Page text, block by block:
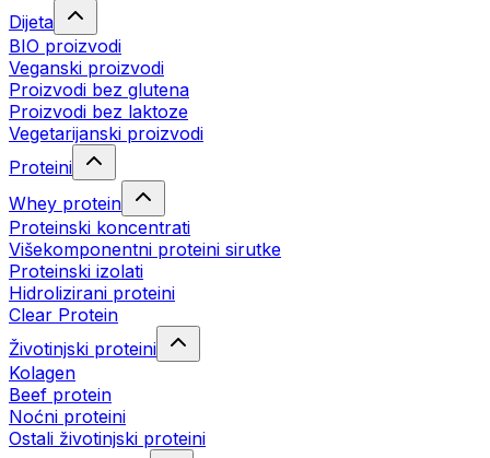
Dijeta
BIO proizvodi
Veganski proizvodi
Proizvodi bez glutena
Proizvodi bez laktoze
Vegetarijanski proizvodi
Proteini
Whey protein
Proteinski koncentrati
Višekomponentni proteini sirutke
Proteinski izolati
Hidrolizirani proteini
Clear Protein
Životinjski proteini
Kolagen
Beef protein
Noćni proteini
Ostali životinjski proteini